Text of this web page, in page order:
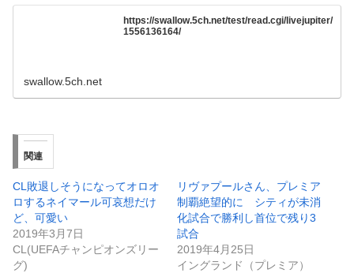
https://swallow.5ch.net/test/read.cgi/livejupiter/
1556136164/
swallow.5ch.net
関連
CL敗退しそうになってオロオ
ロするネイマール可哀想だけ
ど、可愛い
2019年3月7日
CL(UEFAチャンピオンズリー
グ)
リヴァプールさん、プレミア
制覇絶望的に シティが未消
化試合で勝利し首位で残り3
試合
2019年4月25日
イングランド（プレミア）